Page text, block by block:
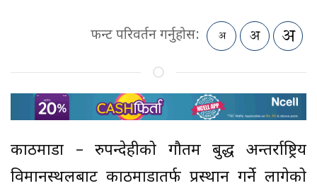
फन्ट परिवर्तन गर्नुहोस:
काठमाडौं – रुपन्देहीको गौतम बुद्ध अन्तर्राष्ट्रिय
विमानस्थलबाट काठमाडौंतर्फ प्रस्थान गर्ने लागेको